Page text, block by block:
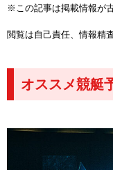
※この記事は掲載情報が
閲覧は自己責任、情報精
オススメ競艇